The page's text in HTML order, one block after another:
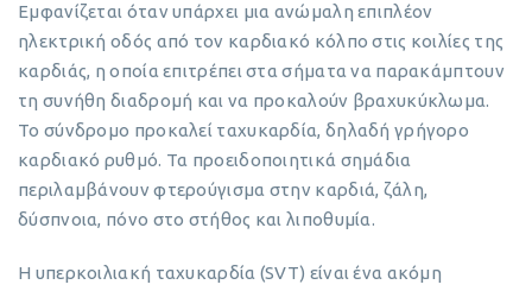
Εμφανίζεται όταν υπάρχει μια ανώμαλη επιπλέον
ηλεκτρική οδός από τoν καρδιακό κόλπο στις κοιλίες της
καρδιάς, η οποία επιτρέπει στα σήματα να παρακάμπτουν
τη συνήθη διαδρομή και να προκαλούν βραχυκύκλωμα.
Το σύνδρομο προκαλεί ταχυκαρδία, δηλαδή γρήγορο
καρδιακό ρυθμό. Τα προειδοποιητικά σημάδια
περιλαμβάνουν φτερούγισμα στην καρδιά, ζάλη,
δύσπνοια, πόνο στο στήθος και λιποθυμία.
Η υπερκοιλιακή ταχυκαρδία (SVT) είναι ένα ακόμη